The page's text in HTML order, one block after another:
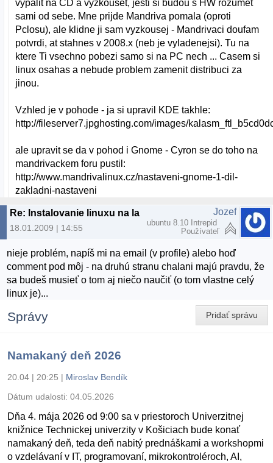
vypalit na CD a vyzkouset, jesti si budou s HW rozumet
sami od sebe. Mne prijde Mandriva pomala (oproti
Pclosu), ale klidne ji sam vyzkousej - Mandrivaci doufam
potvrdi, at stahnes v 2008.x (neb je vyladenejsi). Tu na
ktere Ti vsechno pobezi samo si na PC nech ... Casem si
linux osahas a nebude problem zamenit distribuci za
jinou.
Vzhled je v pohode - ja si upravil KDE takhle:
http://fileserver7.jpghosting.com/images/
ale upravit se da v pohod i Gnome - Cyron se do toho na
mandrivackem foru pustil:
http://www.mandrivalinux.cz/nastaveni-gnome-1-dil-
zakladni-nastaveni
Re: Instalovanie linuxu na laptop
18.01.2009 | 14:55
Jozef
ubuntu 8.10 Intrepid
Používateľ
nieje problém, napíš mi na email (v profile) alebo hoď
comment pod môj - na druhú stranu chalani majú pravdu, že
sa budeš musieť o tom aj niečo naučiť (o tom vlastne celý
linux je)...
Pridať správu
Správy
Namakaný deň 2026
20.04 | 20:25 | Miroslav Bendík
Dátum udalosti: 04.05.2026
Dňa 4. mája 2026 od 9:00 sa v priestoroch Univerzitnej
knižnice Technickej univerzity v Košiciach bude konať
namakaný deň, teda deň nabitý prednáškami a workshopmi
o vzdelávaní v IT, programovaní, mikrokontroléroch, AI,